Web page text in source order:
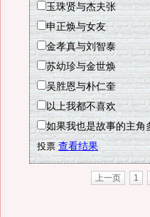
玉珠贤与杰夫张
申正焕与女友
金孝真与刘智泰
苏幼珍与金世焕
吴胜恩与朴仁奎
以上我都不喜欢
如果我也是故事的主角
查看结果
上一页 1